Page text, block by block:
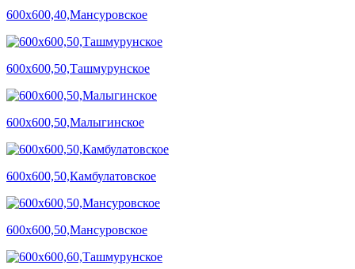
600х600,40,Мансуровское
600х600,50,Ташмурунское
600х600,50,Малыгинское
600х600,50,Камбулатовское
600х600,50,Мансуровское